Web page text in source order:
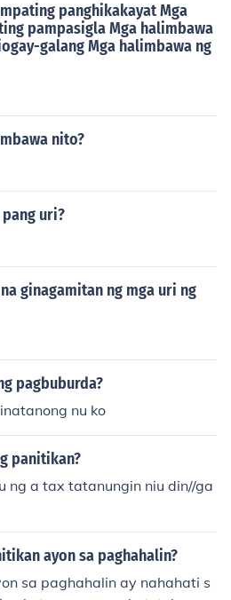
panghikakayat Mga
pampasigla Mga halimbawa
galang Mga halimbawa ng
nito?
uri?
ginagamitan ng mga uri ng
pagbuburda?
nu ko
panitikan?
ng a tax tatanungin niu din//ga
ayon sa paghahalin?
sa paghahalin ay nahahati s